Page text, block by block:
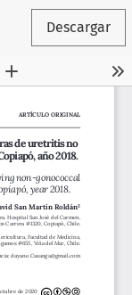
Descargar